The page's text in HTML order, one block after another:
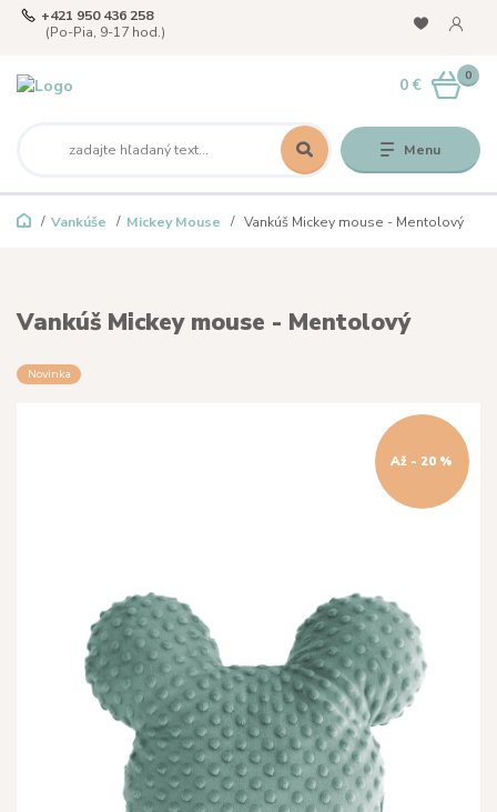
Menu
+421 950 436 258
(Po-Pia, 9-17 hod.)
0
0 €
Vankúše Mickey Mouse Vankúš Mickey mouse - Mentolový
Vankúš Mickey mouse - Mentolový
Novinka
Až - 20 %